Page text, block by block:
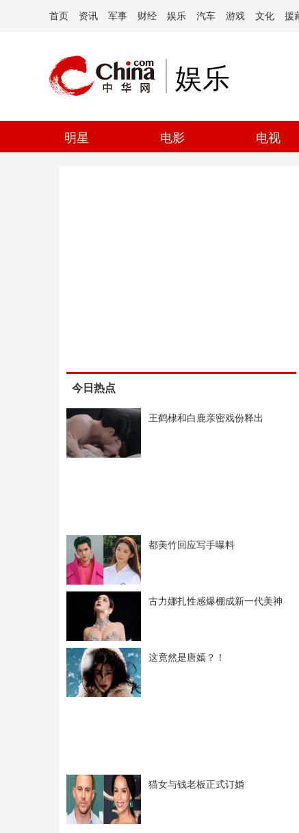
首页 资讯 军事 财经 娱乐 汽车 游戏 文化 援
娱乐
明星 电影 电视
今日热点
王鹤棣和白鹿亲密戏份释出
都美竹回应写手曝料
古力娜扎性感爆棚成新一代美神
这竟然是唐嫣？！
猫女与钱老板正式订婚